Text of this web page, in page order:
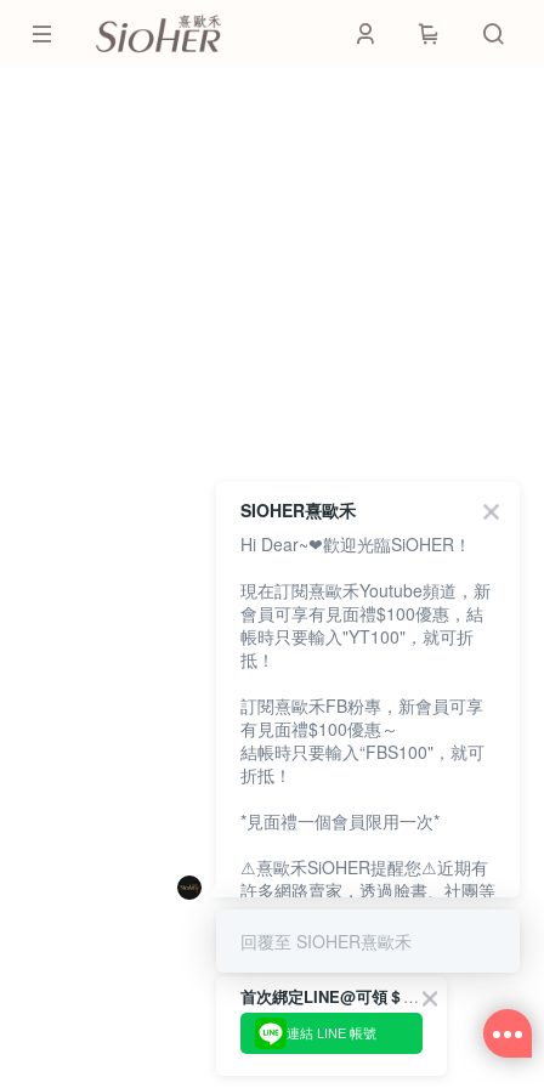
首次綁定LINE@可領＄100折扣優惠
連結 LINE 帳號
SIOHER熹歐禾
Hi Dear~❤歡迎光臨SiOHER！
現在訂閱熹歐禾Youtube頻道，新
會員可享有見面禮$100優惠，結
帳時只要輸入"YT100"，就可折
抵！
訂閱熹歐禾FB粉專，新會員可享
有見面禮$100優惠～
結帳時只要輸入“FBS100"，就可
折抵！
*見面禮一個會員限用一次*
⚠熹歐禾SiOHER提醒您⚠近期有
許多網路賣家，透過臉書、社團等
SiOHER』品牌授權、或有內部管
消費者上當及受害。
如有疑慮請至官網先訂單查尋如
〝TM / TS / TG〞開頭,都是我們
回覆至 SIOHER熹歐禾